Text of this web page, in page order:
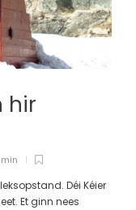
hir
Déi Kéier
Et ginn nees